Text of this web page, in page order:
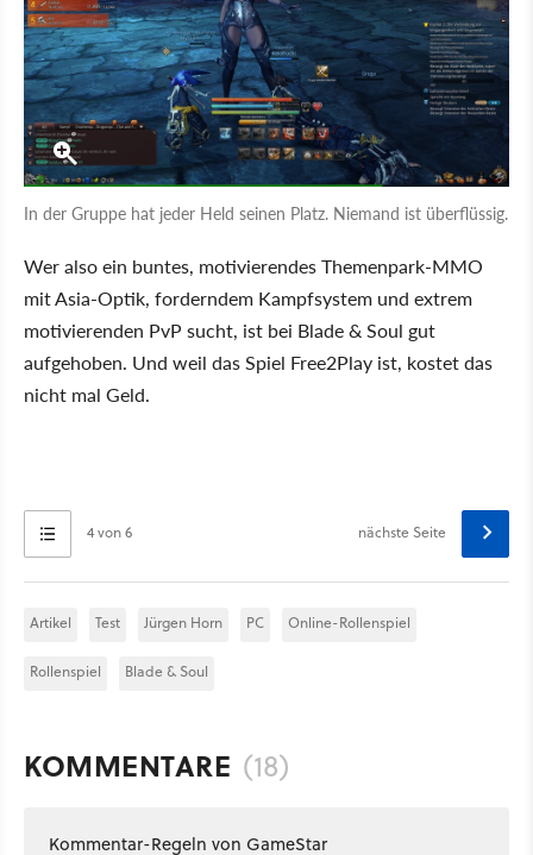
In der Gruppe hat jeder Held seinen Platz. Niemand ist überflüssig.
Wer also ein buntes, motivierendes Themenpark-MMO
mit Asia-Optik, forderndem Kampfsystem und extrem
motivierenden PvP sucht, ist bei Blade & Soul gut
aufgehoben. Und weil das Spiel Free2Play ist, kostet das
nicht mal Geld.
4 von 6 nächste Seite
Artikel Test Jürgen Horn PC Online-Rollenspiel
Rollenspiel Blade & Soul
KOMMENTARE (18)
Kommentar-Regeln von GameStar